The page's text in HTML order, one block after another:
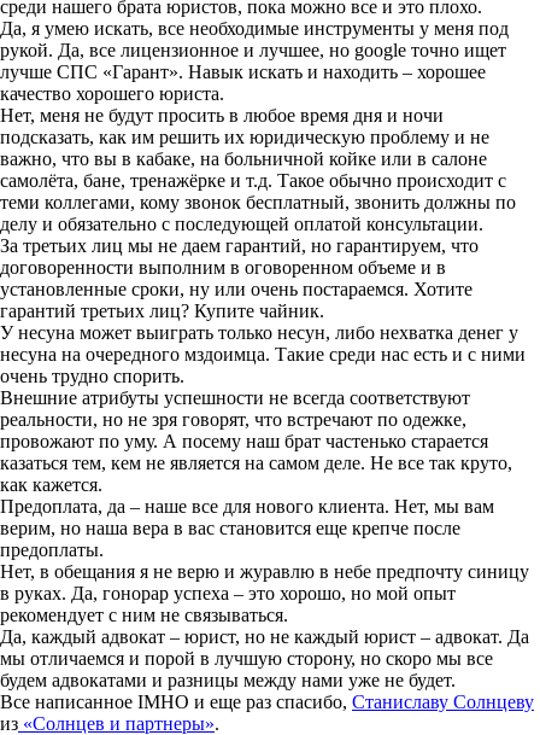
среди нашего брата юристов, пока можно все и это плохо.
Да, я умею искать, все необходимые инструменты у меня под
рукой. Да, все лицензионное и лучшее, но google точно ищет
лучше СПС «Гарант». Навык искать и находить – хорошее
качество хорошего юриста.
Нет, меня не будут просить в любое время дня и ночи
подсказать, как им решить их юридическую проблему и не
важно, что вы в кабаке, на больничной койке или в салоне
самолёта, бане, тренажёрке и т.д. Такое обычно происходит с
теми коллегами, кому звонок бесплатный, звонить должны по
делу и обязательно с последующей оплатой консультации.
За третьих лиц мы не даем гарантий, но гарантируем, что
договоренности выполним в оговоренном объеме и в
установленные сроки, ну или очень постараемся. Хотите
гарантий третьих лиц? Купите чайник.
У несуна может выиграть только несун, либо нехватка денег у
несуна на очередного мздоимца. Такие среди нас есть и с ними
очень трудно спорить.
Внешние атрибуты успешности не всегда соответствуют
реальности, но не зря говорят, что встречают по одежке,
провожают по уму. А посему наш брат частенько старается
казаться тем, кем не является на самом деле. Не все так круто,
как кажется.
Предоплата, да – наше все для нового клиента. Нет, мы вам
верим, но наша вера в вас становится еще крепче после
предоплаты.
Нет, в обещания я не верю и журавлю в небе предпочту синицу
в руках. Да, гонорар успеха – это хорошо, но мой опыт
рекомендует с ним не связываться.
Да, каждый адвокат – юрист, но не каждый юрист – адвокат. Да
мы отличаемся и порой в лучшую сторону, но скоро мы все
будем адвокатами и разницы между нами уже не будет.
Все написанное IMHO и еще раз спасибо, Станиславу Солнцеву
из «Солнцев и партнеры».